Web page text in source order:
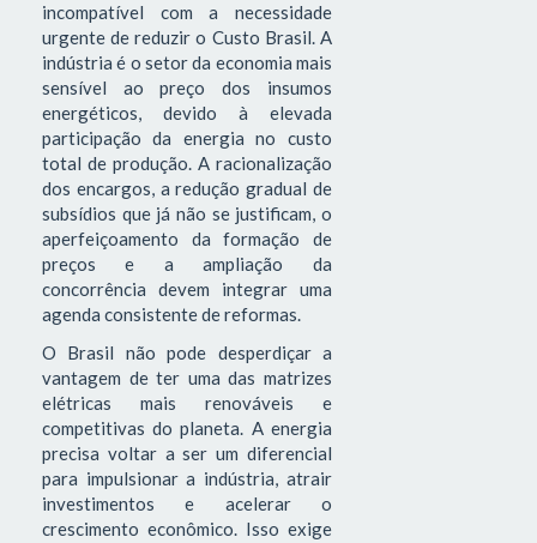
incompatível com a necessidade
urgente de reduzir o Custo Brasil. A
indústria é o setor da economia mais
sensível ao preço dos insumos
energéticos, devido à elevada
participação da energia no custo
total de produção. A racionalização
dos encargos, a redução gradual de
subsídios que já não se justificam, o
aperfeiçoamento da formação de
preços e a ampliação da
concorrência devem integrar uma
agenda consistente de reformas.
O Brasil não pode desperdiçar a
vantagem de ter uma das matrizes
elétricas mais renováveis e
competitivas do planeta. A energia
precisa voltar a ser um diferencial
para impulsionar a indústria, atrair
investimentos e acelerar o
crescimento econômico. Isso exige